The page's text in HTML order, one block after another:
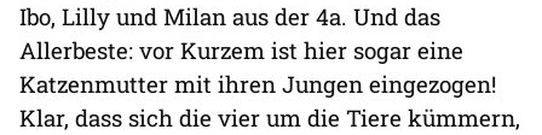
Ibo, Lilly und Milan aus der 4a. Und das
Allerbeste: vor Kurzem ist hier sogar eine
Katzenmutter mit ihren Jungen eingezogen!
Klar, dass sich die vier um die Tiere kümmern,